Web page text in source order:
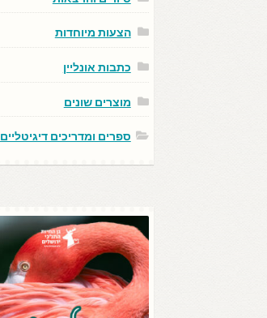
הצעות מיוחדות
כתבות אונליין
מוצרים שונים
ספרים ומדריכים דיגיטליים